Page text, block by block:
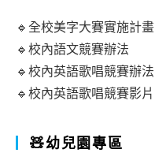
🔹全校美字大賽實施計畫
🔹校內語文競賽辦法
🔹校內英語歌唱競賽辦法
🔹校內英語歌唱競賽影片
🧸幼兒園專區